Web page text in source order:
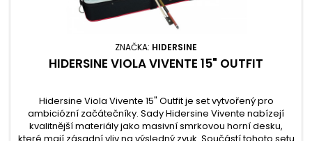
ZNAČKA: HIDERSINE
HIDERSINE VIOLA VIVENTE 15" OUTFIT
Hidersine Viola Vivente 15" Outfit je set vytvořený pro
ambiciózní začátečníky. Sady Hidersine Vivente nabízejí
kvalitnější materiály jako masivní smrkovou horní desku,